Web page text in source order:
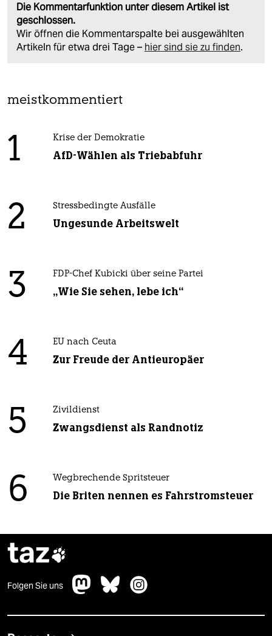
Die Kommentarfunktion unter diesem Artikel ist
geschlossen.
Wir öffnen die Kommentarspalte bei ausgewählten
Artikeln für etwa drei Tage – hier sind sie zu finden.
meistkommentiert
1 Krise der Demokratie
AfD-Wählen als Triebabfuhr
2 Stressbedingte Ausfälle
Ungesunde Arbeitswelt
3 FDP-Chef Kubicki über seine Partei
„Wie Sie sehen, lebe ich“
4 EU nach Ceuta
Zur Freude der Antieuropäer
5 Zivildienst
Zwangsdienst als Randnotiz
6 Wegbrechende Spritsteuer
Die Briten nennen es Fahrstromsteuer
taz
Folgen Sie uns